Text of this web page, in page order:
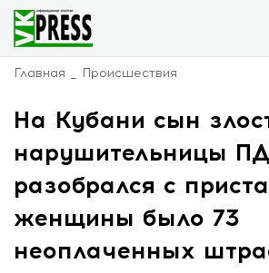
Главная Происшествия
На Кубани сын
нарушительницы
разобрался с
женщины было 73
неоплаченных